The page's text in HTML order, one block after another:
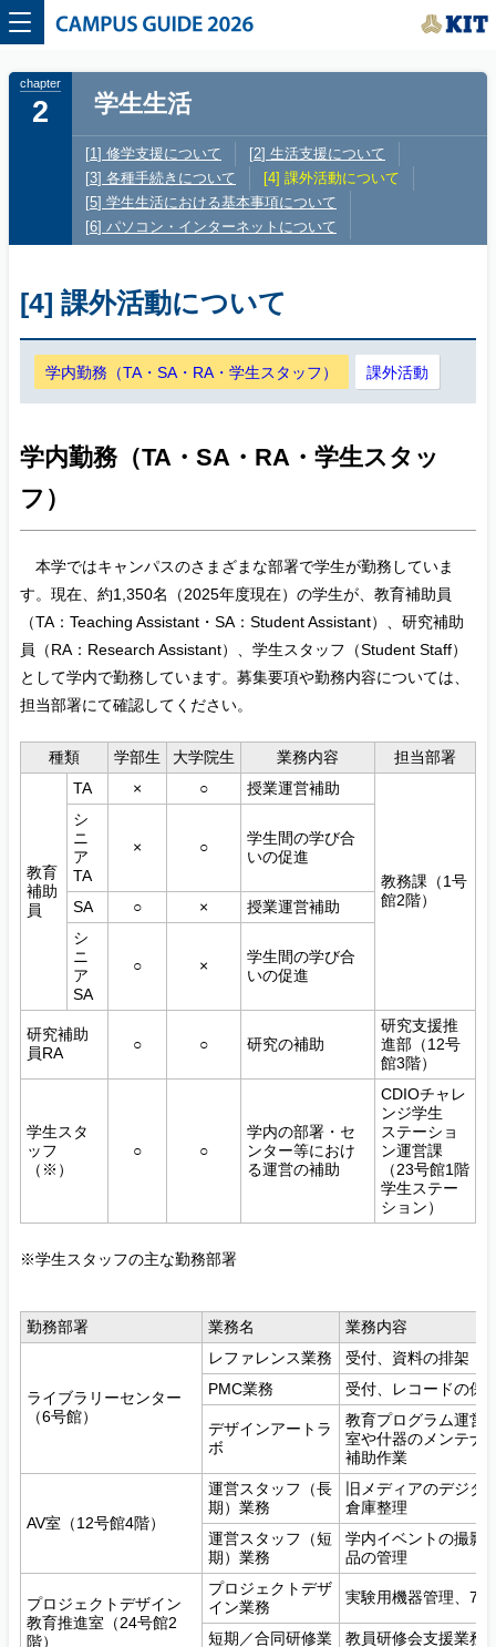
2 学生生活
修学支援について
生活支援について
各種手続きについて
課外活動について
学生生活における基本事項について
パソコン・インターネットについて
[4] 課外活動について
学内勤務（TA・SA・RA・学生スタッフ） 課外活動
学内勤務（TA・SA・RA・学生スタッ
フ）
本学ではキャンパスのさまざまな部署で学生が勤務していま
す。現在、約1,350名（2025年度現在）の学生が、教育補助員
（TA：Teaching Assistant・SA：Student Assistant）、研究補助
員（RA：Research Assistant）、学生スタッフ（Student Staff）
として学内で勤務しています。募集要項や勤務内容については、
担当部署にて確認してください。
種類 学部生 大学院生 業務内容 担当部署
教育
補助
員
TA × ○ 授業運営補助
教務課（1号
館2階）
シ
ニ
ア
TA
× ○
学生間の学び合
いの促進
SA ○ ×
授業運営補助
シ
ニ
ア
SA
○ ×
学生間の学び合
いの促進
研究補助
員RA
○ ○ 研究の補助
研究支援推
進部（12号
館3階）
学生スタ
ッフ
（※）
○ ○
学内の部署・セ
ンター等におけ
る運営の補助
CDIOチャレ
ンジ学生
ステーショ
ン運営課
（23号館1階
学生ステー
ション）
※学生スタッフの主な勤務部署
勤務部署 業務名 業務内容
ライブラリーセンター
（6号館）
レファレンス業務
受付、資料の排架・
PMC業務
受付、レコードの保
デザインアートラ
ボ
教育プログラム運営
室や什器のメンテナ
補助作業
AV室（12号館4階）
運営スタッフ（長
期）業務
旧メディアのデジタ
倉庫整理
運営スタッフ（短
期）業務
学内イベントの撮影
品の管理
プロジェクトデザイン
教育推進室（24号館2
階）
プロジェクトデザ
イン業務
実験用機器管理、7
短期／合同研修業
教員研修会支援業務